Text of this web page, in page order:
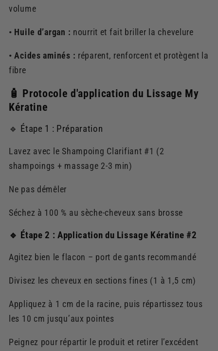
volume
• Huile d’argan : nourrit et fait briller la chevelure
• Acides aminés : réparent, renforcent et protègent la
fibre
🧴 Protocole d'application du Lissage My
Kératine
🔹 Étape 1 : Préparation
Lavez avec le Shampoing Clarifiant #1 (2
shampoings + massage 2-3 min)
Ne pas démêler
Séchez à 100 % au sèche-cheveux sans brosse
🔹 Étape 2 : Application du Lissage Kératine #2
Agitez bien le flacon – port de gants recommandé
Divisez les cheveux en sections fines (1 à 1,5 cm)
Appliquez à 1 cm de la racine, puis répartissez tous
les 10 cm jusqu’aux pointes
Peignez pour répartir le produit et retirer l’excédent